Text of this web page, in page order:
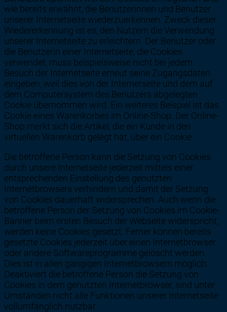
wie bereits erwähnt, die Benutzerinnen und Benutzer
unserer Internetseite wiederzuerkennen. Zweck dieser
Wiedererkennung ist es, den Nutzern die Verwendung
unserer Internetseite zu erleichtern. Der Benutzer oder
die Benutzerin einer Internetseite, die Cookies
verwendet, muss beispielsweise nicht bei jedem
Besuch der Internetseite erneut seine Zugangsdaten
eingeben, weil dies von der Internetseite und dem auf
dem Computersystem des Benutzers abgelegten
Cookie übernommen wird. Ein weiteres Beispiel ist das
Cookie eines Warenkorbes im Online-Shop. Der Online-
Shop merkt sich die Artikel, die ein Kunde in den
virtuellen Warenkorb gelegt hat, über ein Cookie.
Die betroffene Person kann die Setzung von Cookies
durch unsere Internetseite jederzeit mittels einer
entsprechenden Einstellung des genutzten
Internetbrowsers verhindern und damit der Setzung
von Cookies dauerhaft widersprechen. Auch wenn die
betroffene Person der Setzung von Cookies im Cookie-
Banner beim ersten Besuch der Webseite widerspricht,
werden keine Cookies gesetzt. Ferner können bereits
gesetzte Cookies jederzeit über einen Internetbrowser
oder andere Softwareprogramme gelöscht werden.
Dies ist in allen gängigen Internetbrowsern möglich.
Deaktiviert die betroffene Person die Setzung von
Cookies in dem genutzten Internetbrowser, sind unter
Umständen nicht alle Funktionen unserer Internetseite
vollumfänglich nutzbar.